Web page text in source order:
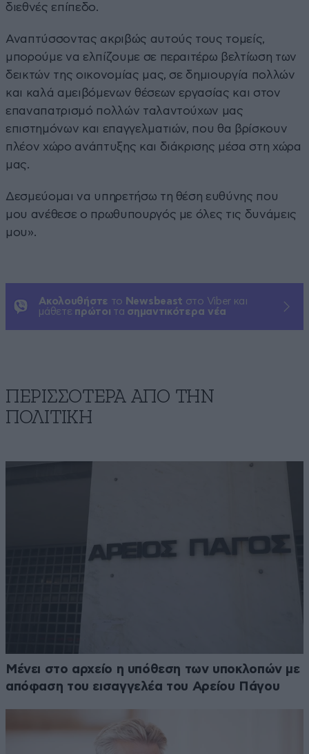
διεθνές επίπεδο.
Αναπτύσσοντας ακριβώς αυτούς τους τομείς,
μπορούμε να ελπίζουμε σε περαιτέρω βελτίωση των
δεικτών της οικονομίας μας, σε δημιουργία πολλών
και καλά αμειβόμενων θέσεων εργασίας και στον
επαναπατρισμό πολλών ταλαντούχων μας
επιστημόνων και επαγγελματιών, που θα βρίσκουν
πλέον χώρο ανάπτυξης και διάκρισης μέσα στη χώρα
μας.
Δεσμεύομαι να υπηρετήσω τη θέση ευθύνης που
μου ανέθεσε ο πρωθυπουργός με όλες τις δυνάμεις
μου».
Ακολουθήστε το Newsbeast στο Viber και
μάθετε πρώτοι τα σημαντικότερα νέα
ΠΕΡΙΣΣΟΤΕΡΑ ΑΠΟ ΤΗΝ
ΠΟΛΙΤΙΚΗ
Μένει στο αρχείο η υπόθεση των υποκλοπών με
απόφαση του εισαγγελέα του Αρείου Πάγου